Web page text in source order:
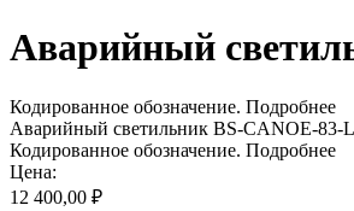
Аварийный
Кодированное обозначение. Подробнее
Аварийный светильник BS-CANOE-83-
Кодированное обозначение. Подробнее
Цена:
12 400,00 ₽